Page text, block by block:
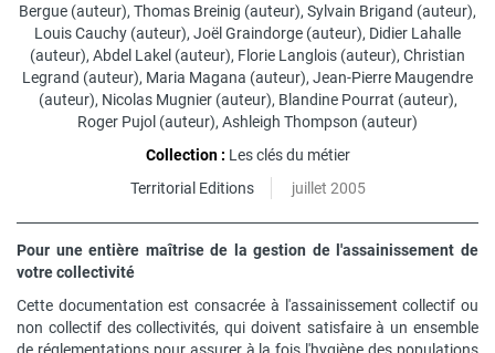
Bergue (auteur), Thomas Breinig (auteur), Sylvain Brigand (auteur),
Louis Cauchy (auteur), Joël Graindorge (auteur), Didier Lahalle
(auteur), Abdel Lakel (auteur), Florie Langlois (auteur), Christian
Legrand (auteur), Maria Magana (auteur), Jean-Pierre Maugendre
(auteur), Nicolas Mugnier(auteur), Blandine Pourrat (auteur),
Roger Pujol (auteur), Ashleigh Thompson (auteur)
Collection : Les clés du métier
Territorial Editions
juillet 2005
Pour une entière maîtrise de la gestion de l'assainissement de
votre collectivité
Cette documentation est consacrée à l'assainissement collectif ou
non collectif des collectivités, qui doivent satisfaire à un ensemble